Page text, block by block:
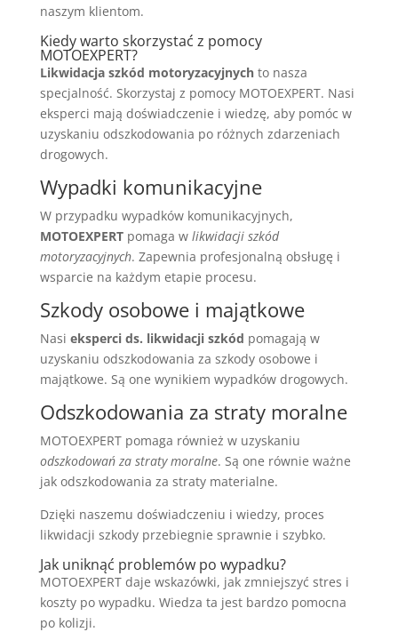
naszym klientom.
Kiedy warto skorzystać z pomocy
MOTOEXPERT?
Likwidacja szkód motoryzacyjnychto nasza
specjalność. Skorzystaj z pomocy MOTOEXPERT. Nasi
eksperci mają doświadczenie i wiedzę, aby pomóc w
uzyskaniu odszkodowania po różnych zdarzeniach
drogowych.
Wypadki komunikacyjne
W przypadku wypadków komunikacyjnych,
MOTOEXPERTpomaga w likwidacji szkód
motoryzacyjnych. Zapewnia profesjonalną obsługę i
wsparcie na każdym etapie procesu.
Szkody osobowe i majątkowe
Nasi eksperci ds. likwidacji szkód pomagają w
uzyskaniu odszkodowania za szkody osobowe i
majątkowe. Są one wynikiem wypadków drogowych.
Odszkodowania za straty moralne
MOTOEXPERT pomaga również w uzyskaniu
odszkodowań za straty moralne. Są one równie ważne
jak odszkodowania za straty materialne.
Dzięki naszemu doświadczeniu i wiedzy, proces
likwidacji szkody przebiegnie sprawnie i szybko.
Jak uniknąć problemów po wypadku?
MOTOEXPERT daje wskazówki, jak zmniejszyć stres i
koszty po wypadku. Wiedza ta jest bardzo pomocna
po kolizji.